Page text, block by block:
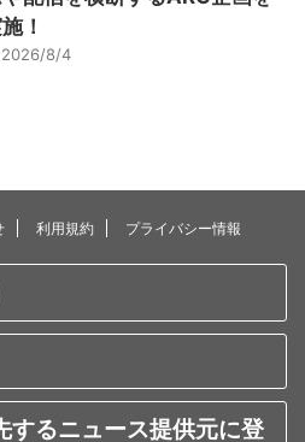
！
2026/8/4
利用規約 プライバシー情報
するニュース提供元に登